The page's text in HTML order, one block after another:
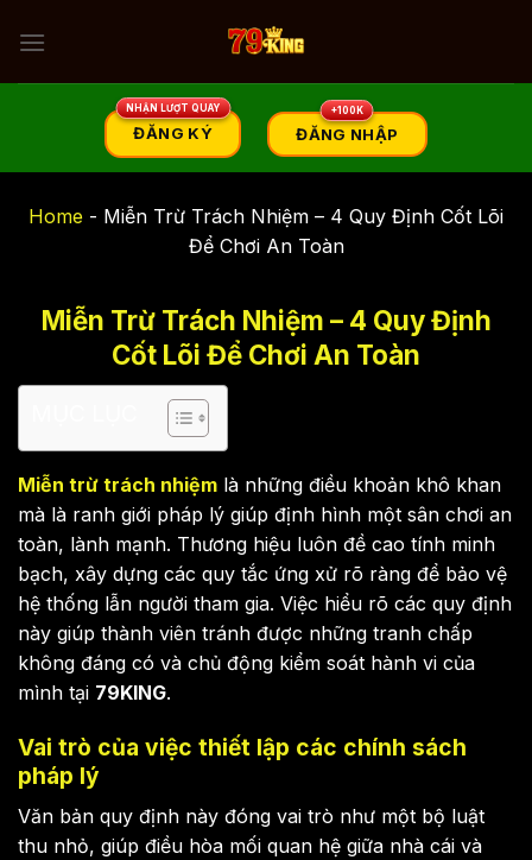
ĐĂNG KÝ ĐĂNG NHẬP
Home - Miễn Trừ Trách Nhiệm – 4 Quy Định Cốt Lõi
Để Chơi An Toàn
Miễn Trừ Trách Nhiệm – 4 Quy Định
Cốt Lõi Để Chơi An Toàn
Miễn trừ trách nhiệm là những điều khoản khô khan
mà là ranh giới pháp lý giúp định hình một sân chơi an
toàn, lành mạnh. Thương hiệu luôn đề cao tính minh
bạch, xây dựng các quy tắc ứng xử rõ ràng để bảo vệ
hệ thống lẫn người tham gia. Việc hiểu rõ các quy định
này giúp thành viên tránh được những tranh chấp
không đáng có và chủ động kiểm soát hành vi của
mình tại 79KING.
Vai trò của việc thiết lập các chính sách
pháp lý
Văn bản quy định này đóng vai trò như một bộ luật
thu nhỏ, giúp điều hòa mối quan hệ giữa nhà cái và